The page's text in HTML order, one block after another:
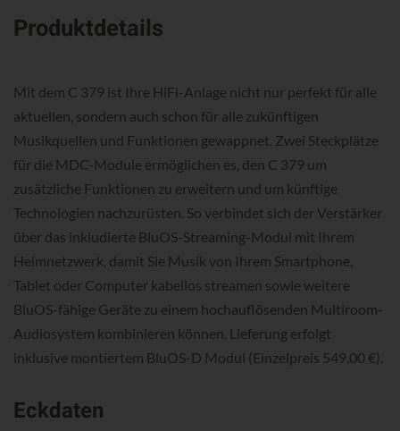
Produktdetails
Mit dem C 379 ist Ihre HiFi-Anlage nicht nur perfekt für alle
aktuellen, sondern auch schon für alle zukünftigen
Musikquellen und Funktionen gewappnet. Zwei Steckplätze
für die MDC-Module ermöglichen es, den C 379 um
zusätzliche Funktionen zu erweitern und um künftige
Technologien nachzurüsten. So verbindet sich der Verstärker
über das inkludierte BluOS-Streaming-Modul mit Ihrem
Heimnetzwerk, damit Sie Musik von Ihrem Smartphone,
Tablet oder Computer kabellos streamen sowie weitere
BluOS-fähige Geräte zu einem hochauflösenden Multiroom-
Audiosystem kombinieren können. Lieferung erfolgt
inklusive montiertem BluOS-D Modul (Einzelpreis 549,00 €).
Eckdaten